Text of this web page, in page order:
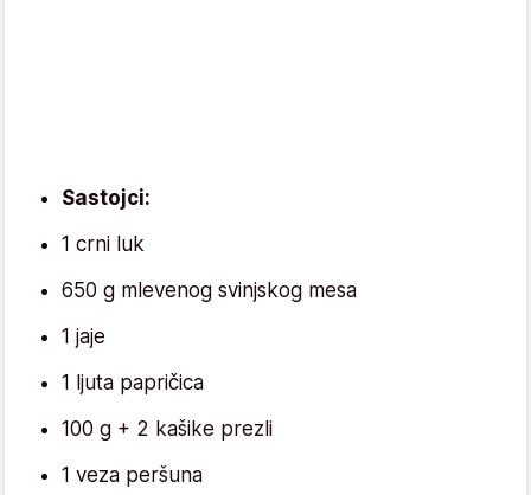
Sastojci:
1 crni luk
650 g mlevenog svinjskog mesa
1 jaje
1 ljuta papričica
100 g + 2 kašike prezli
1 veza peršuna